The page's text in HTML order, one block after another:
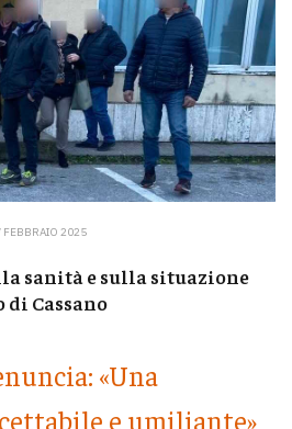
FEBBRAIO 2025
sanità e sulla situazione
Cassano
«Una
e umiliante»